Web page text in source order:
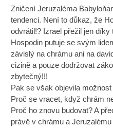
Zničení Jeruzaléma
tendenci. Není to důkaz, že
odvrátil!? Izrael přežil jen
Hospodin putuje se svým
závislý na chrámu ani na
cizině a pouze dodržovat
zbytečný!!!
Pak se však objevila
Proč se vracet, když chrám
Proč ho znovu budovat? A
právě v chrámu a